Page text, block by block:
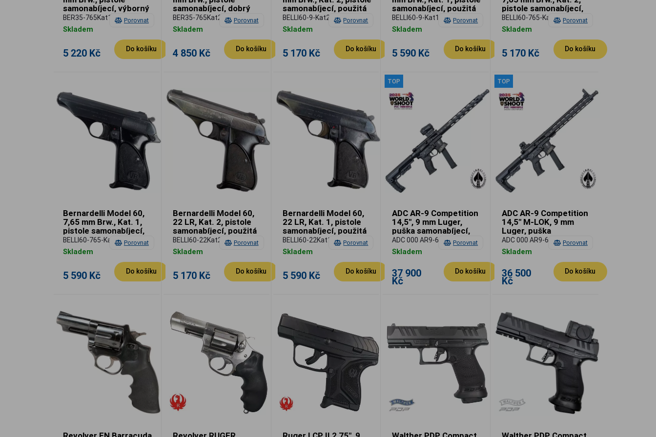
Porovnat
samonabíjecí, výborný
stav, použitá
BER35-765Kat1
Skladem
5 220 Kč Do košíku
Porovnat
samonabíjecí, dobrý
stav, použitá
BER35-765Kat2
Skladem
4 850 Kč Do košíku
Porovnat
samonabíjecí, použitá
BELLI60-9-Kat2
Skladem
5 170 Kč Do košíku
Porovnat
samonabíjecí, použitá
BELLI60-9-Kat1
Skladem
5 590 Kč Do košíku
Porovnat
pistole samonabíjecí,
použitá
BELLI60-765-Kat2
Skladem
5 170 Kč Do košíku
Porovnat
Bernardelli Model 60,
7,65 mm Brw., Kat. 1,
pistole samonabíjecí,
použitá
BELLI60-765-Kat1
Skladem
5 590 Kč Do košíku
Porovnat
Bernardelli Model 60,
22 LR, Kat. 2, pistole
samonabíjecí, použitá
BELLI60-22Kat2
Skladem
5 170 Kč Do košíku
Porovnat
Bernardelli Model 60,
22 LR, Kat. 1, pistole
samonabíjecí, použitá
BELLI60-22Kat1
Skladem
5 590 Kč Do košíku
TOP
Porovnat
ADC AR-9 Competition
14,5", 9 mm Luger,
puška samonabíjecí,
2025 World Shoot
ADC 000 AR9-6-R
Skladem
37 900
Kč
Do košíku
TOP
Porovnat
ADC AR-9 Competition
14,5" M-LOK, 9 mm
Luger, puška
samonabíjecí, 2025
World Shoot
ADC 000 AR9-6-ML
Skladem
36 500
Kč
Do košíku